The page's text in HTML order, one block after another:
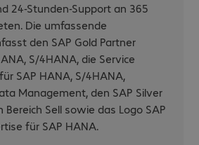
24-Stunden-Support an 365
Die umfassende
den SAP Gold Partner
S/4HANA, die Service
SAP HANA, S/4HANA,
Management, den SAP Silver
Bereich Sell sowie das Logo SAP
für SAP HANA.